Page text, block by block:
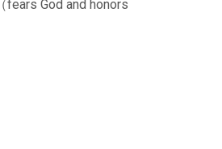
fears God and honors